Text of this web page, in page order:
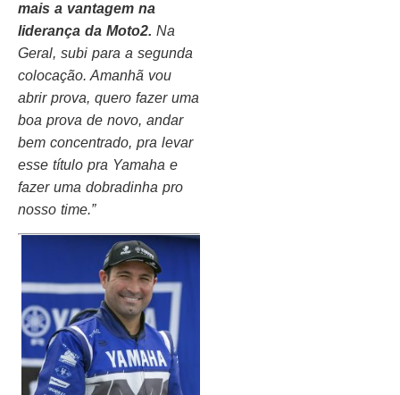
mais a vantagem na
liderança da Moto2. Na
Geral, subi para a segunda
colocação. Amanhã vou
abrir prova, quero fazer uma
boa prova de novo, andar
bem concentrado, pra levar
esse título pra Yamaha e
fazer uma dobradinha pro
nosso time.”